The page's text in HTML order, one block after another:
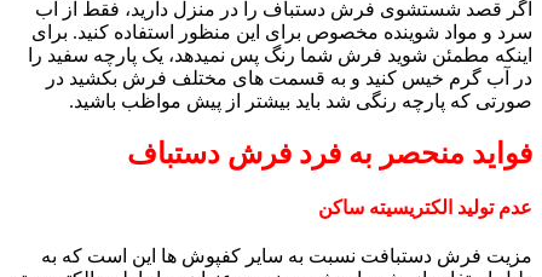
اگر قصد شستشوی فرش دستباف را در منزل دارید، فقط از آب
سرد و مواد شوینده مخصوص برای این منظور استفاده کنید. برای
اینکه مطمئن شوید فرش شما رنگ پس نمیدهد، یک پارچه سفید را
در آب گرم خیس کنید و به قسمت های مختلف فرش بکشید در
صورتی که پارچه رنگی شد باید بیشتر از پیش مواظب باشید.
فواید منحصر به فرد فرش دستباف
عدم تولید الکتریسیته ساکن
مزیت فرش دستبافت نسبت به سایر کفپوش ها این است که به